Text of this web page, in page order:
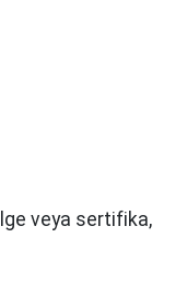
veya sertifika,